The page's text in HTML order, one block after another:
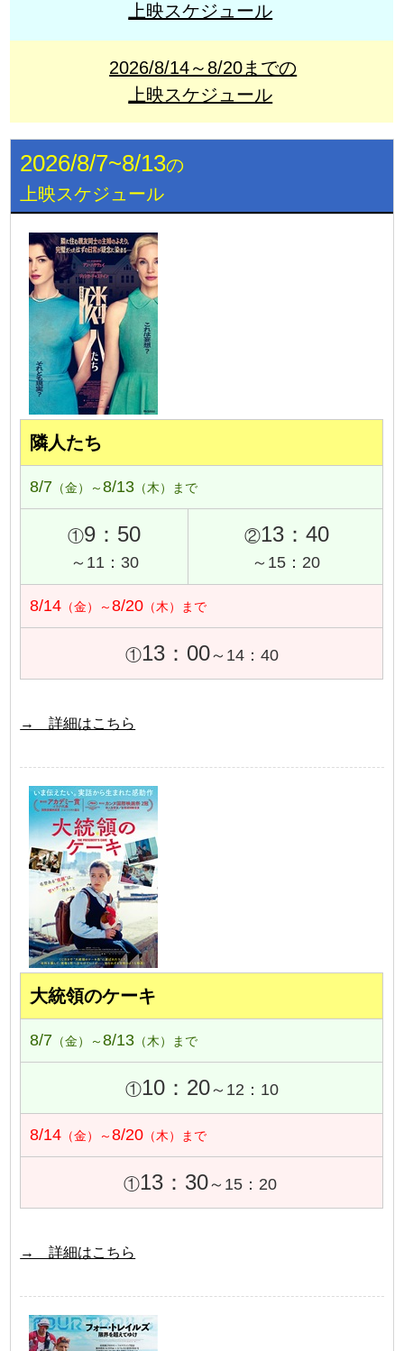
上映スケジュール
2026/8/14～8/20までの
上映スケジュール
2026/8/7~8/13の
上映スケジュール
隣人たち
8/7 （金）～8/13 （木）まで
①9：50
～11：30
②13：40
～15：20
8/14 （金）～8/20 （木）まで
①13：00～14：40
→ 詳細はこちら
大統領のケーキ
8/7 （金）～8/13 （木）まで
①10：20～12：10
8/14 （金）～8/20 （木）まで
①13：30～15：20
→ 詳細はこちら